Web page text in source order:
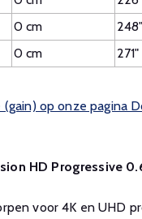
0 cm
248"
0 cm 271"
op onze pagina
HD Progressive
voor 4K en UHD